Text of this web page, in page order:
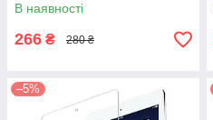
В наявності
266 ₴ 280 ₴
–5%